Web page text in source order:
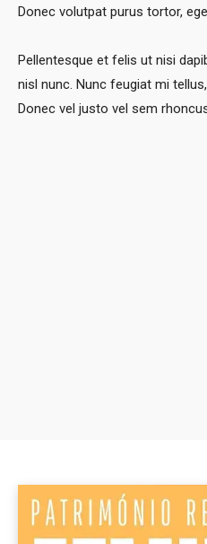
Donec volutpat purus tortor,
Pellentesque et felis ut nisi
nisl nunc. Nunc feugiat mi
Donec vel justo vel sem